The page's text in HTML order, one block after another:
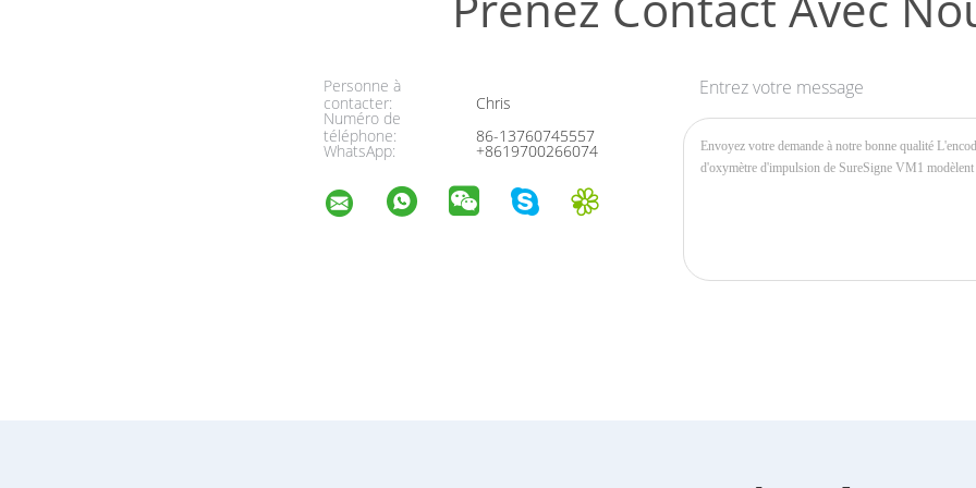
Personne à
contacter:
Chris
Numéro de
téléphone:
86-13760745557
WhatsApp: +8619700266074
Entrez votre message